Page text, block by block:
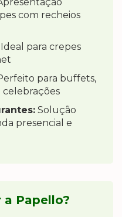
com recheios
Ideal para crepes
para buffets,
celebrações
Solução
presencial e
a Papello?